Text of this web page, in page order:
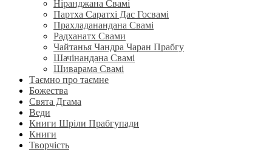
Ніранджана Свамі
Партха Саратхі Дас Госвамі
Прахладанандана Свамі
Радханатх Свами
Чайтанья Чандра Чаран Прабгу
Шачінандана Свамі
Шиварама Свамі
Таємно про таємне
Божества
Свята Дгама
Веди
Книги Шріли Прабгупади
Книги
Творчість